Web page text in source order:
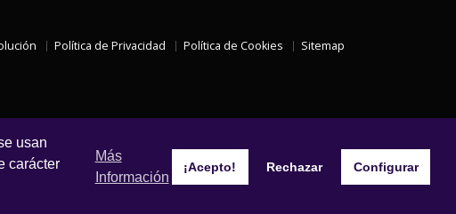
usan
carácter
Más
Información
¡Acepto! Rechazar Configurar
Política de Privacidad Política de Cookies Sitemap